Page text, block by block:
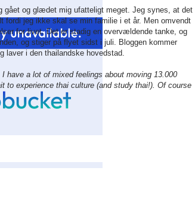
gået og glædet mig ufatteligt meget. Jeg synes, at det
jeg ikke skal se min familie i et år. Men omvendt
for livet. Det er stadig en overvældende tanke, og
og stiger på flyet sidst i juli. Bloggen kommer
i den thailandske hovedstad.
have a lot of mixed feelings about moving 13.000
to experience thai culture (and study thai!). Of course